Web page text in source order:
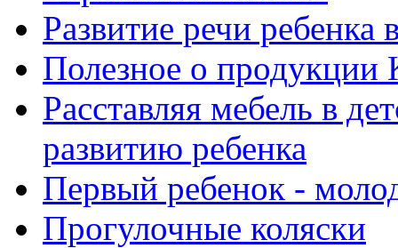
Развитие речи ребенка
Полезное о продукции
Расставляя мебель в
развитию ребенка
Первый ребенок -
Прогулочные коляски